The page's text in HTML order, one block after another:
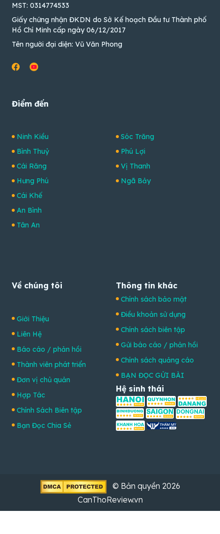
MST: 0314774533
Giấy chứng nhận ĐKDN do Sở Kế hoạch Đầu tư Thành phố
Hồ Chí Minh cấp ngày 06/12/2017
Tên người đại diện: Vũ Văn Phong
Điểm đến
Ninh Kiều
Bình Thuỷ
Cái Răng
Hưng Phú
Cái Khế
An Bình
Tân An
Sóc Trăng
Phú Lợi
Vị Thanh
Ngã Bảy
Về chúng tôi
Giới Thiệu
Liên Hệ
Báo cáo / phản hồi
Thành viên phát triển
Đơn vị chủ quản
Hợp Tác
Chính Sách Biên tập
Bạn Đọc Chia Sẻ
Thông tin khác
Chính sách bảo mật
Điều khoản sử dụng
Chính sách biên tập
Gửi báo cáo / phản hồi
Chính sách quảng cáo
BẠN ĐỌC GỬI BÀI
Hệ sinh thái
© Bản quyền 2026
CanThoReview.vn